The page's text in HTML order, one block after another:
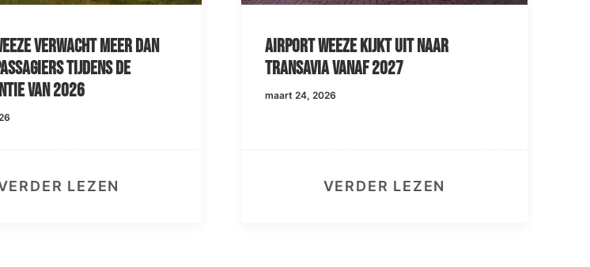
verwacht meer dan
tijdens de
van 2026
LEZEN
Airport Weeze kijkt uit naar
Transavia vanaf 2027
maart 24, 2026
VERDER LEZEN